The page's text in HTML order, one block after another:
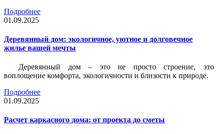
Подробнее
01.09.2025
Деревянный дом: экологичное, уютное и долговечное
жилье вашей мечты
Деревянный дом – это не просто строение, это
воплощение комфорта, экологичности и близости к природе.
Подробнее
01.09.2025
Расчет каркасного дома: от проекта до сметы